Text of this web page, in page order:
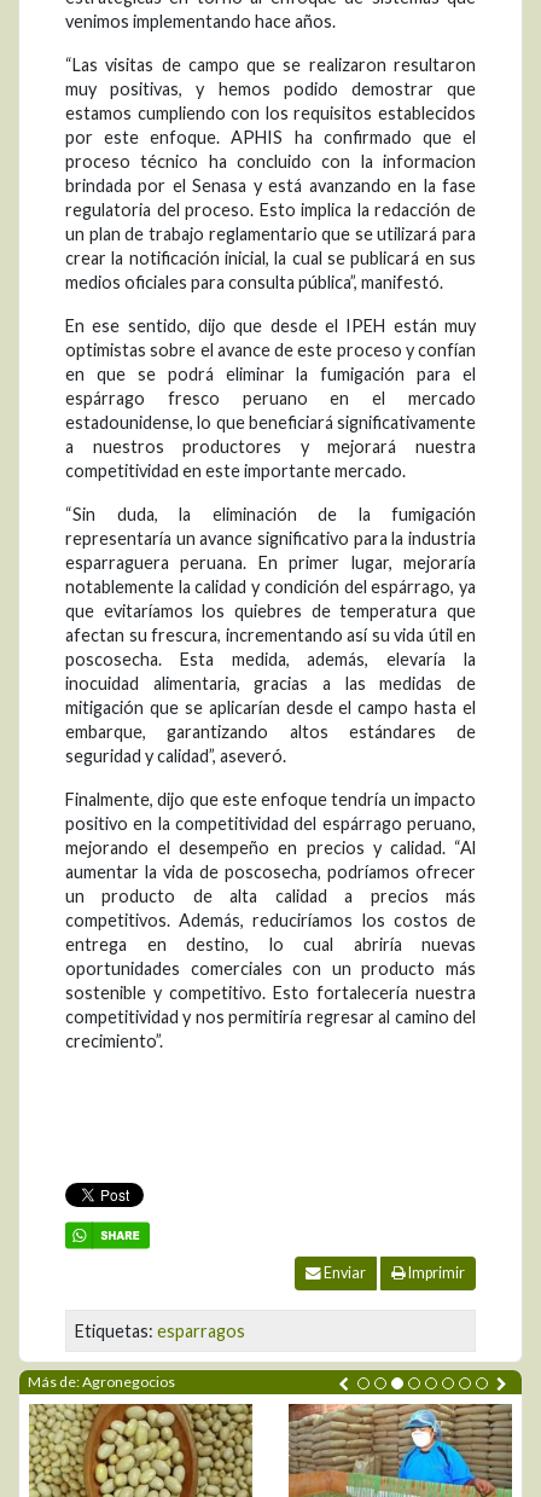
venimos implementando hace años.
“Las visitas de campo que se realizaron resultaron
muy positivas, y hemos podido demostrar que
estamos cumpliendo con los requisitos establecidos
por este enfoque. APHIS ha confirmado que el
proceso técnico ha concluido con la informacion
brindada por el Senasa y está avanzando en la fase
regulatoria del proceso. Esto implica la redacción de
un plan de trabajo reglamentario que se utilizará para
crear la notificación inicial, la cual se publicará en sus
medios oficiales para consulta pública”, manifestó.
En ese sentido, dijo que desde el IPEH están muy
optimistas sobre el avance de este proceso y confían
en que se podrá eliminar la fumigación para el
espárrago fresco peruano en el mercado
estadounidense, lo que beneficiará significativamente
a nuestros productores y mejorará nuestra
competitividad en este importante mercado.
“Sin duda, la eliminación de la fumigación
representaría un avance significativo para la industria
esparraguera peruana. En primer lugar, mejoraría
notablemente la calidad y condición del espárrago, ya
que evitaríamos los quiebres de temperatura que
afectan su frescura, incrementando así su vida útil en
poscosecha. Esta medida, además, elevaría la
inocuidad alimentaria, gracias a las medidas de
mitigación que se aplicarían desde el campo hasta el
embarque, garantizando altos estándares de
seguridad y calidad”, aseveró.
Finalmente, dijo que este enfoque tendría un impacto
positivo en la competitividad del espárrago peruano,
mejorando el desempeño en precios y calidad. “Al
aumentar la vida de poscosecha, podríamos ofrecer
un producto de alta calidad a precios más
competitivos. Además, reduciríamos los costos de
entrega en destino, lo cual abriría nuevas
oportunidades comerciales con un producto más
sostenible y competitivo. Esto fortalecería nuestra
competitividad y nos permitiría regresar al camino del
crecimiento”.
Enviar Imprimir
Etiquetas: esparragos
Más de: Agronegocios